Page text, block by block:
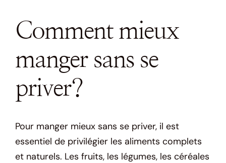
Comment mieux
manger sans se
priver?
Pour manger mieux sans se priver, il est
essentiel de privilégier les aliments complets
et naturels. Les fruits, les légumes, les céréales